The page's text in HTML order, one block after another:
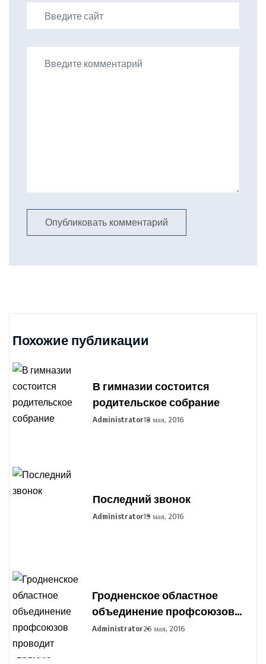
Похожие публикации
В гимназии состоится
родительское собрание
Administrator18 мая, 2016
Последний звонок
Administrator19 мая, 2016
Гродненское областное
объединение профсоюзов
проводит «прямую
Administrator26 мая, 2016